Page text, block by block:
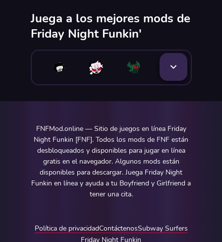
Juega a los mejores mods de
Friday Night Funkin'
FNFMod.online — Sitio de juegos en línea Friday
Night Funkin [FNF]. Todos los mods de FNF están
desbloqueados y disponibles para jugar en línea
gratis en el navegador. Algunos mods están
disponibles para descargar. Juega Friday Night
Funkin en línea y ayuda a tu Boyfriend y Girlfriend a
tener una cita.
Política de privacidadContáctenosSubway Surfers
Friday Night Funkin